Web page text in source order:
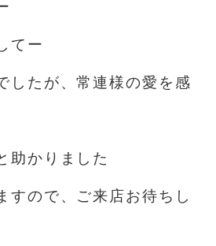
てー
したが、常連様の愛を感
助かりました
すので、ご来店お待ちし